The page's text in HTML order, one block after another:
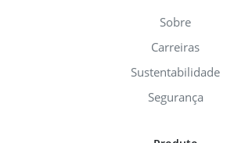
Sobre
Carreiras
Sustentabilidade
Segurança